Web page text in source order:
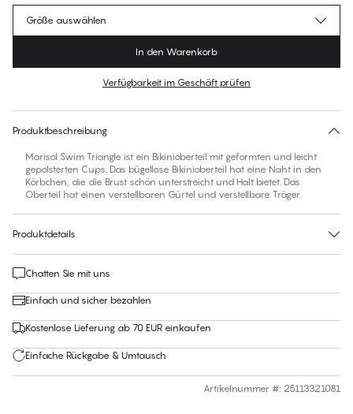
Für diesen Artikel gibt es keine empfohlene Größe
Größe auswählen
In den Warenkorb
Verfügbarkeit im Geschäft prüfen
Produktbeschreibung
Marisol Swim Triangle ist ein Bikinioberteil mit geformten und leicht
gepolsterten Cups. Das bügellose Bikinioberteil hat eine Naht in den
Körbchen, die die Brust schön unterstreicht und Halt bietet. Das
Oberteil hat einen verstellbaren Gürtel und verstellbare Träger.
Produktdetails
Chatten Sie mit uns
Einfach und sicher bezahlen
Kostenlose Lieferung ab 70 EUR einkaufen
Einfache Rückgabe & Umtausch
Artikelnummer #: 25113321081